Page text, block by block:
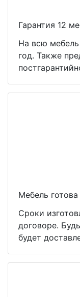
Гарантия 12
На всю
год. Также
Мебель
Сроки
договоре.
будет